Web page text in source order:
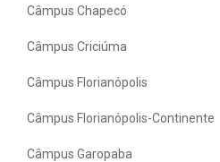
Câmpus Chapecó
Câmpus Criciúma
Câmpus Florianópolis
Câmpus Florianópolis-Continente
Câmpus Garopaba